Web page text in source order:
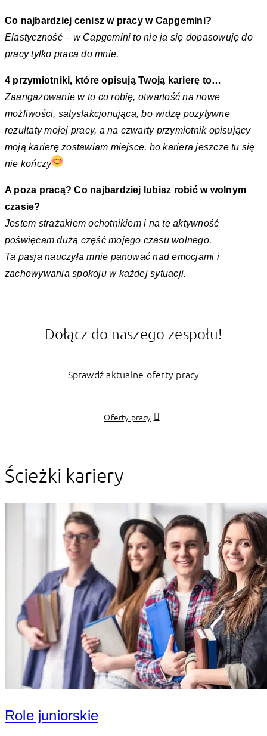
Co najbardziej cenisz w pracy w Capgemini?
Elastyczność – w Capgemini to nie ja się dopasowuję do
pracy tylko praca do mnie.
4 przymiotniki, które opisują Twoją karierę to…
Zaangażowanie w to co robię, otwartość na nowe
możliwości, satysfakcjonująca, bo widzę pozytywne
rezultaty mojej pracy, a na czwarty przymiotnik opisujący
moją karierę zostawiam miejsce, bo kariera jeszcze tu się
nie kończy
A poza pracą? Co najbardziej lubisz robić w wolnym
czasie?
Jestem strażakiem ochotnikiem i na tę aktywność
poświęcam dużą część mojego czasu wolnego.
Ta pasja nauczyła mnie panować nad emocjami i
zachowywania spokoju w każdej sytuacji.
Dołącz do naszego zespołu!
Sprawdź aktualne oferty pracy
Oferty pracy
Ścieżki kariery
Role juniorskie